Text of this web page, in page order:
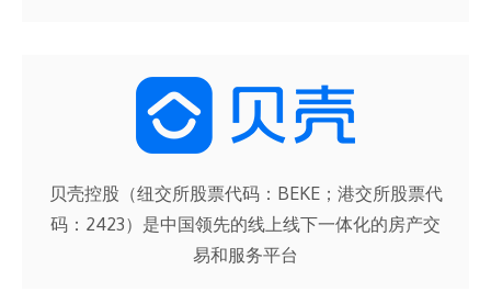
贝壳控股（纽交所股票代码：BEKE；港交所股票代
码：2423）是中国领先的线上线下一体化的房产交
易和服务平台